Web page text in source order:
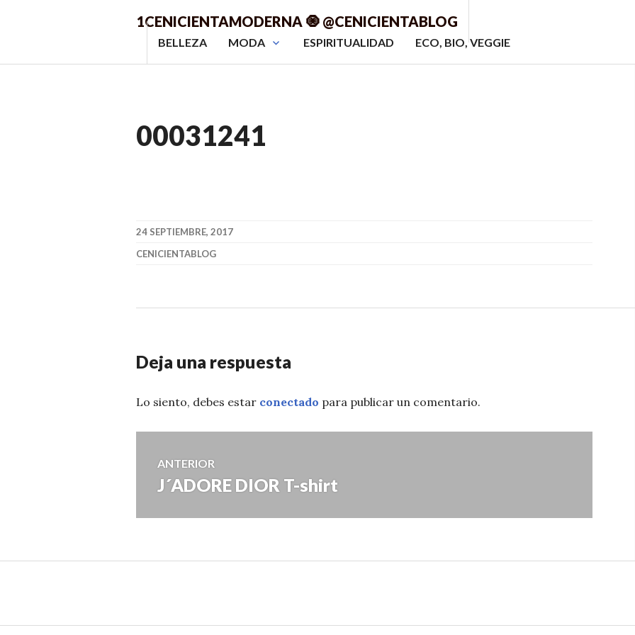
1CENICIENTAMODERNA 🧿 @CENICIENTABLOG
BELLEZA MODA ESPIRITUALIDAD ECO, BIO, VEGGIE
00031241
24 SEPTIEMBRE, 2017
CENICIENTABLOG
Deja una respuesta
Lo siento, debes estar conectado para publicar un comentario.
Navegación
de
ANTERIOR
Entrada
J´ADORE DIOR T-shirt